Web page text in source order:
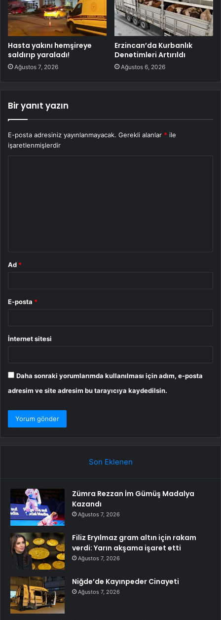
Hasta yakını hemşireye
saldırıp yaraladı!
Ağustos 7, 2026
Erzincan’da Kurbanlık
Denetimleri Artırıldı
Ağustos 6, 2026
Bir yanıt yazın
E-posta adresiniz yayınlanmayacak. Gerekli alanlar * ile
işaretlenmişlerdir
Ad *
E-posta *
İnternet sitesi
Daha sonraki yorumlarımda kullanılması için adım, e-posta
adresim ve site adresim bu tarayıcıya kaydedilsin.
Son Eklenen
Zümra Rezzan İm Gümüş Madalya
Kazandı
Ağustos 7, 2026
Filiz Eryılmaz gram altın için rakam
verdi: Yarın akşama işaret etti
Ağustos 7, 2026
Niğde’de Kayınpeder Cinayeti
Ağustos 7, 2026